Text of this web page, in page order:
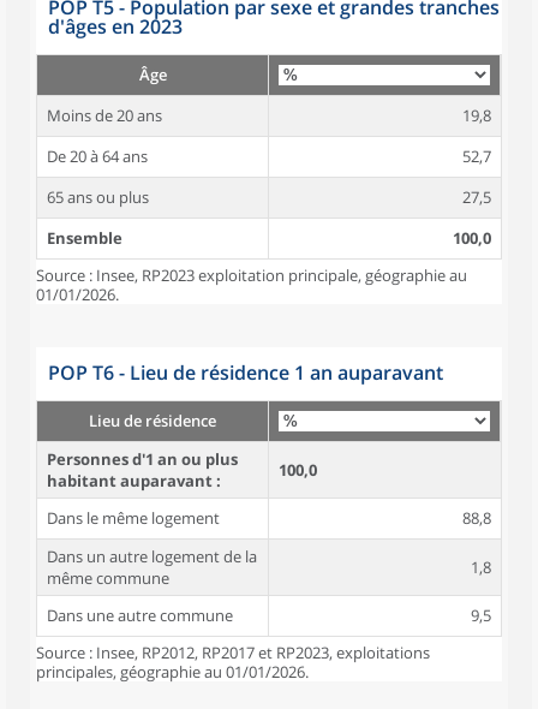
POP T5 - Population par sexe et grandes tranches
d'âges en 2023
Âge
Moins de 20 ans
19,8
De 20 à 64 ans
52,7
65 ans ou plus
27,5
Ensemble
100,0
Source : Insee, RP2023 exploitation principale, géographie au
01/01/2026.
POP T6 - Lieu de résidence 1 an auparavant
Lieu de résidence
Personnes d'1 an ou plus
habitant auparavant :
100,0
Dans le même logement
88,8
Dans un autre logement de la
même commune
1,8
Dans une autre commune
9,5
Source : Insee, RP2012, RP2017 et RP2023, exploitations
principales, géographie au 01/01/2026.